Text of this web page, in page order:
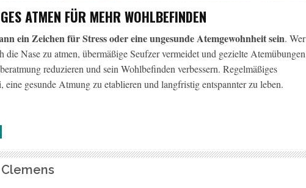
ATMEN FÜR MEHR WOHLBEFINDEN
ein Zeichen für Stress oder eine ungesunde Atemgewohnheit sein. Wer
die Nase zu atmen, übermäßige Seufzer vermeidet und gezielte Atemübungen
reduzieren und sein Wohlbefinden verbessern. Regelmäßiges
gesunde Atmung zu etablieren und langfristig entspannter zu leben.
Clemens